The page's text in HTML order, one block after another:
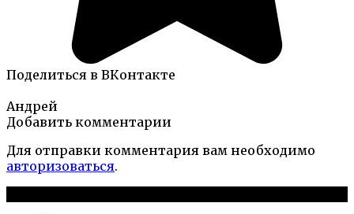
Поделиться в ВКонтакте
Андрей
Добавить комментарии
Для отправки комментария вам необходимо
авторизоваться.